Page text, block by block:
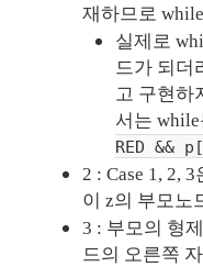
재하므로
실제로
드가 되더
고 구현하
서는
RED &&
2 : Case 1, 2,
이 z의 부모노
3 : 부모의 형
드의 오른쪽